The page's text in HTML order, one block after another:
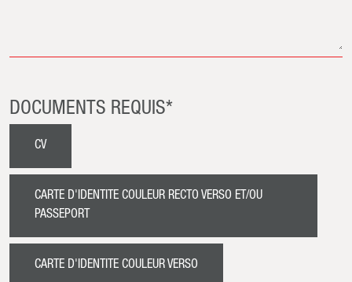
DOCUMENTS REQUIS*
CV
CARTE D'IDENTITE COULEUR RECTO VERSO ET/OU
PASSEPORT
CARTE D'IDENTITE COULEUR VERSO